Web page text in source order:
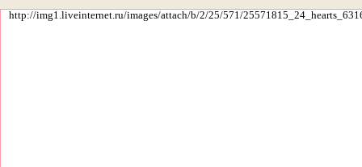
http://img1.liveinternet.ru/images/attach/b/2/25/571/